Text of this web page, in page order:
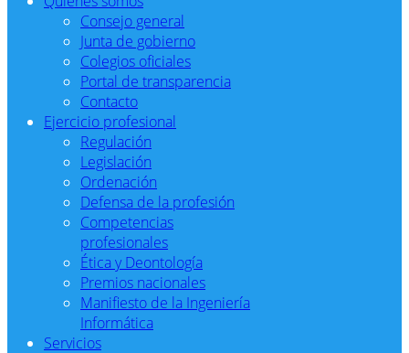
Consejo general
Junta de gobierno
Colegios oficiales
Portal de transparencia
Contacto
Ejercicio profesional
Regulación
Legislación
Ordenación
Defensa de la profesión
Competencias
profesionales
Ética y Deontología
Premios nacionales
Manifiesto de la Ingeniería
Informática
Servicios